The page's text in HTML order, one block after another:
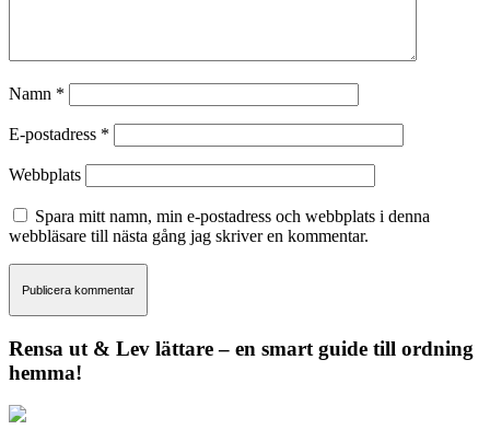
Namn *
E-postadress *
Webbplats
Spara mitt namn, min e-postadress och webbplats i denna
webbläsare till nästa gång jag skriver en kommentar.
Rensa ut & Lev lättare – en smart guide till ordning
hemma!